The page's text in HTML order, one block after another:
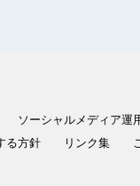
ソーシャルメディア運
る方針 リンク集